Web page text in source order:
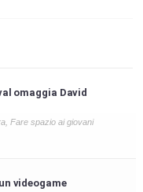
omaggia David
, Fare spazio ai giovani
videogame